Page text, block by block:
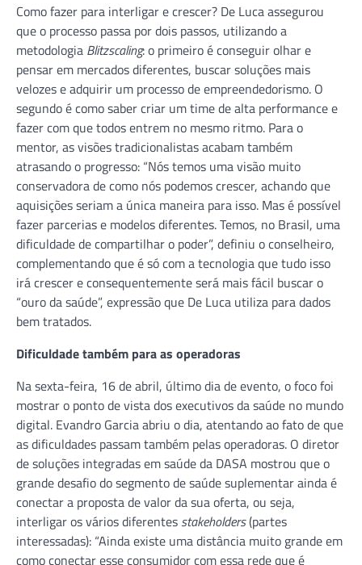
Como fazer para interligar e crescer? De Luca assegurou
que o processo passa por dois passos, utilizando a
metodologia Blitzscaling: o primeiro é conseguir olhar e
pensar em mercados diferentes, buscar soluções mais
velozes e adquirir um processo de empreendedorismo. O
segundo é como saber criar um time de alta performance e
fazer com que todos entrem no mesmo ritmo. Para o
mentor, as visões tradicionalistas acabam também
atrasando o progresso: “Nós temos uma visão muito
conservadora de como nós podemos crescer, achando que
aquisições seriam a única maneira para isso. Mas é possível
fazer parcerias e modelos diferentes. Temos, no Brasil, uma
dificuldade de compartilhar o poder”, definiu o conselheiro,
complementando que é só com a tecnologia que tudo isso
irá crescer e consequentemente será mais fácil buscar o
“ouro da saúde”, expressão que De Luca utiliza para dados
bem tratados.
Dificuldade também para as operadoras
Na sexta-feira, 16 de abril, último dia de evento, o foco foi
mostrar o ponto de vista dos executivos da saúde no mundo
digital. Evandro Garcia abriu o dia, atentando ao fato de que
as dificuldades passam também pelas operadoras. O diretor
de soluções integradas em saúde da DASA mostrou que o
grande desafio do segmento de saúde suplementar ainda é
conectar a proposta de valor da sua oferta, ou seja,
interligar os vários diferentes stakeholders(partes
interessadas): “Ainda existe uma distância muito grande em
como conectar esse consumidor com essa rede que é